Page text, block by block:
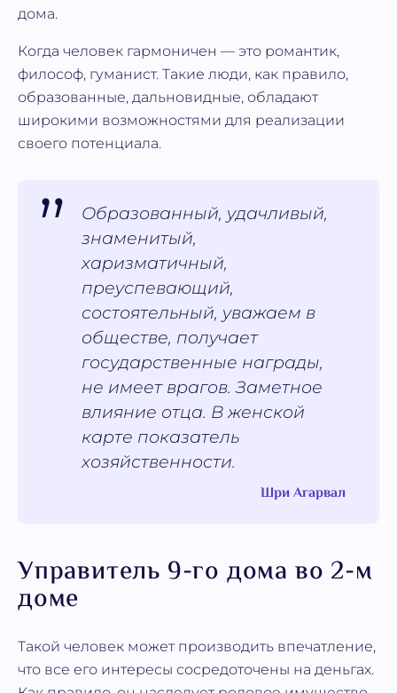
дома.
Когда человек гармоничен — это романтик,
философ, гуманист. Такие люди, как правило,
образованные, дальновидные, обладают
широкими возможностями для реализации
своего потенциала.
Образованный, удачливый,
знаменитый,
харизматичный,
преуспевающий,
состоятельный, уважаем в
обществе, получает
государственные награды,
не имеет врагов. Заметное
влияние отца. В женской
карте показатель
хозяйственности.
Шри Агарвал
Управитель 9-го дома во 2-м
доме
Такой человек может производить впечатление,
что все его интересы сосредоточены на деньгах.